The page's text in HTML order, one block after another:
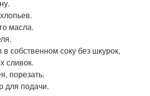
масла.
собственном соку без шкурок,
сливок.
порезать.
для подачи.